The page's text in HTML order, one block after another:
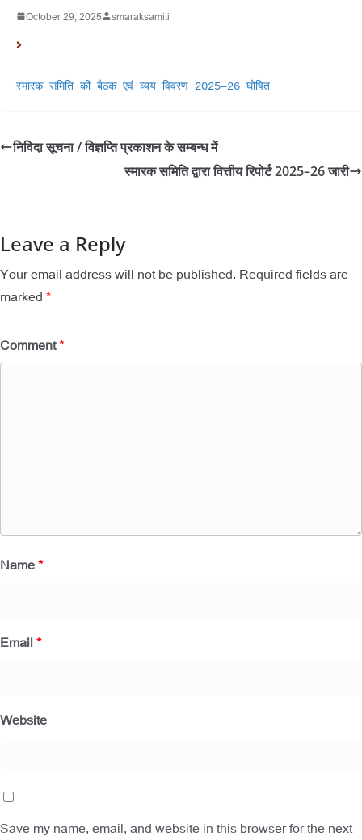
October 29, 2025 smaraksamiti
स्मारक समिति की बैठक एवं व्यय विवरण 2025–26 घोषित
निविदा सूचना / विज्ञप्ति प्रकाशन के सम्बन्ध में
स्मारक समिति द्वारा वित्तीय रिपोर्ट 2025–26 जारी
Leave a Reply
Your email address will not be published. Required fields are
marked *
Comment*
Name*
Email*
Website
Save my name, email, and website in this browser for the next